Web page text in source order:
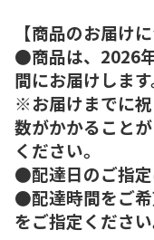
【商品のお届けに
●商品は、2026
間にお届けします
※お届けまでに
数がかかること
ください。
●配達日のご指定
●配達時間をご
をご指定ください